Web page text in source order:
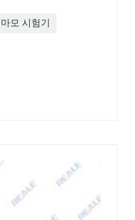
마모 시험기